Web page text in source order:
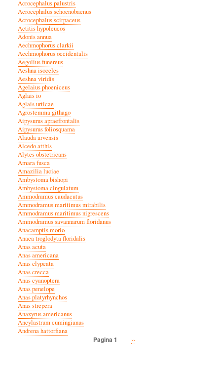
Acrocephalus palustris
Acrocephalus schoenobaenus
Acrocephalus scirpaceus
Actitis hypoleucos
Adonis annua
Aechmophorus clarkii
Aechmophorus occidentalis
Aegolius funereus
Aeshna isoceles
Aeshna viridis
Agelaius phoeniceus
Aglais io
Aglais urticae
Agrostemma githago
Aipysurus apraefrontalis
Aipysurus foliosquama
Alauda arvensis
Alcedo atthis
Alytes obstetricans
Amara fusca
Amazilia luciae
Ambystoma bishopi
Ambystoma cingulatum
Ammodramus caudacutus
Ammodramus maritimus mirabilis
Ammodramus maritimus nigrescens
Ammodramus savannarum floridanus
Anacamptis morio
Anaea troglodyta floridalis
Anas acuta
Anas americana
Anas clypeata
Anas crecca
Anas cyanoptera
Anas penelope
Anas platyrhynchos
Anas strepera
Anaxyrus americanus
Ancylastrum cumingianus
Andrena hattorfiana
Pagina 1
Volgende
››